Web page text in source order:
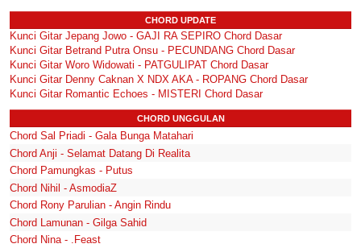
CHORD UPDATE
Kunci Gitar Jepang Jowo - GAJI RA SEPIRO Chord Dasar
Kunci Gitar Betrand Putra Onsu - PECUNDANG Chord Dasar
Kunci Gitar Woro Widowati - PATGULIPAT Chord Dasar
Kunci Gitar Denny Caknan X NDX AKA - ROPANG Chord Dasar
Kunci Gitar Romantic Echoes - MISTERI Chord Dasar
CHORD UNGGULAN
Chord Sal Priadi - Gala Bunga Matahari
Chord Anji - Selamat Datang Di Realita
Chord Pamungkas - Putus
Chord Nihil - AsmodiaZ
Chord Rony Parulian - Angin Rindu
Chord Lamunan - Gilga Sahid
Chord Nina - .Feast